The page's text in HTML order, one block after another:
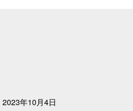
2023年10月4日